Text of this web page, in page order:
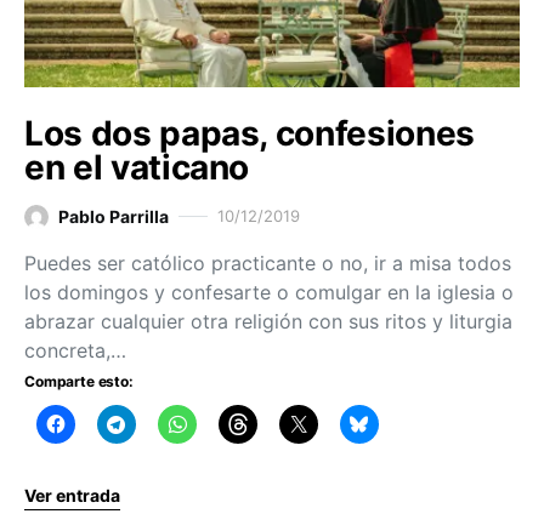
Los dos papas, confesiones
en el vaticano
Pablo Parrilla 10/12/2019
Puedes ser católico practicante o no, ir a misa todos
los domingos y confesarte o comulgar en la iglesia o
abrazar cualquier otra religión con sus ritos y liturgia
concreta,…
Comparte esto:
Ver entrada